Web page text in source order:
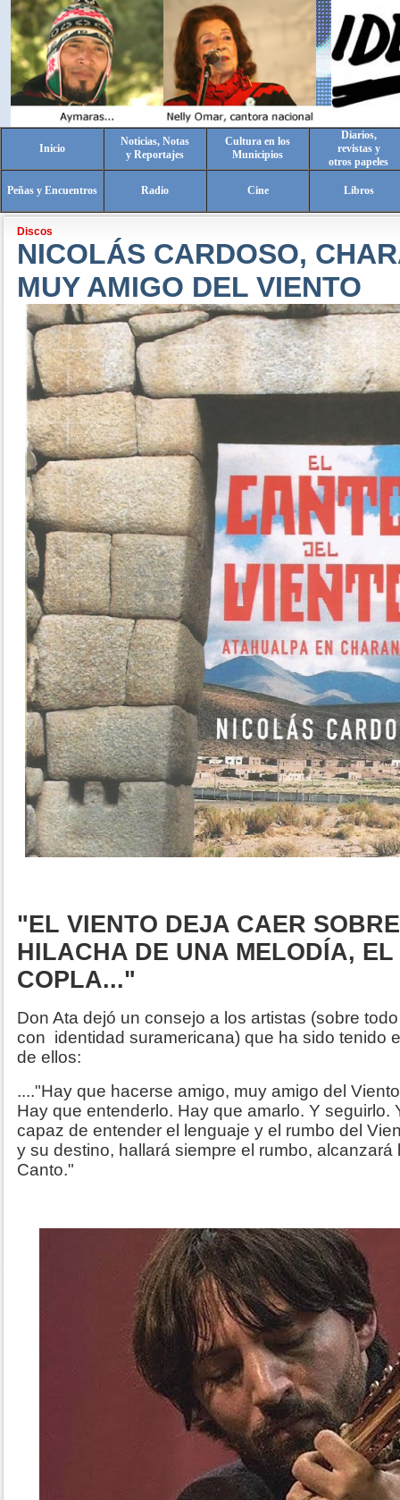
Inicio
Noticias, Notas
y Reportajes
Cultura en los
Municipios
Diarios,
revistas y
otros papeles
Peñas y Encuentros Radio Cine Libros
Discos
NICOLÁS CARDOSO,
MUY AMIGO DEL VIENTO
"EL VIENTO DEJA CAER
HILACHA DE UNA MELODÍA, EL
COPLA..."
Don Ata dejó un consejo a los artistas (sobre
con identidad suramericana) que ha sido tenido
de ellos:
...."Hay que hacerse amigo, muy amigo del
Hay que entenderlo. Hay que amarlo. Y seguirlo.
capaz de entender el lenguaje y el rumbo del
y su destino, hallará siempre el rumbo,
Canto."